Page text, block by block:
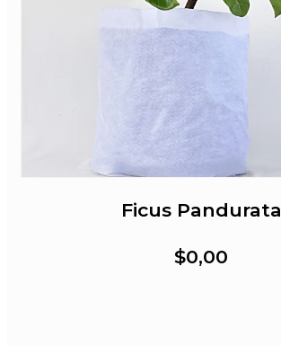
Ficus Pandurata
$0,00